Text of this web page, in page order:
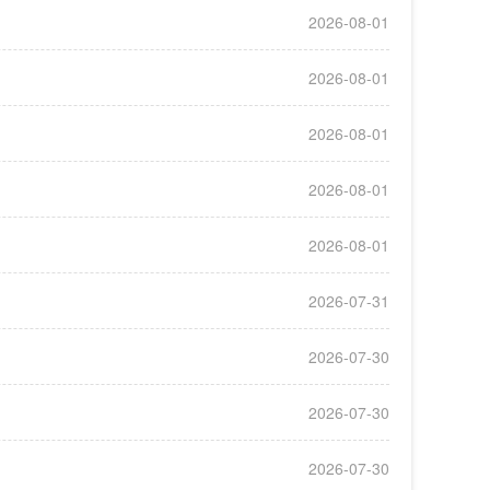
2026-08-01
2026-08-01
2026-08-01
2026-08-01
2026-08-01
2026-07-31
2026-07-30
2026-07-30
2026-07-30